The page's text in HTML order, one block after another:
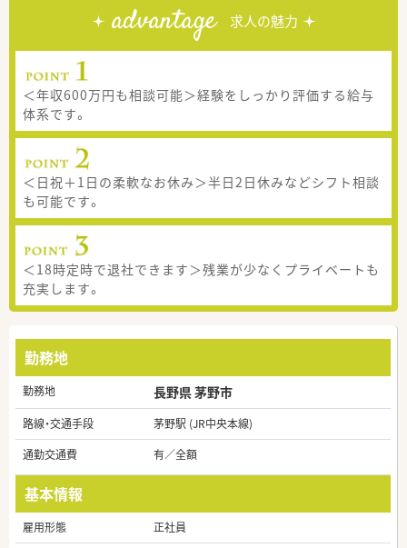
advantage 求人の魅力
＜年収600万円も相談可能＞経験をしっかり評価する給与
体系です。
＜日祝＋1日の柔軟なお休み＞半日2日休みなどシフト相談
も可能です。
＜18時定時で退社できます＞残業が少なくプライベートも
充実します。
勤務地
勤務地 長野県 茅野市
路線・交通手段
茅野駅 (JR中央本線)
通勤交通費
有／全額
基本情報
雇用形態
正社員